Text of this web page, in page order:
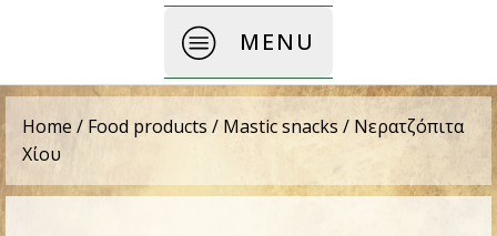
MENU
Home / Food products / Mastic snacks / Νερατζόπιτα
Χίου